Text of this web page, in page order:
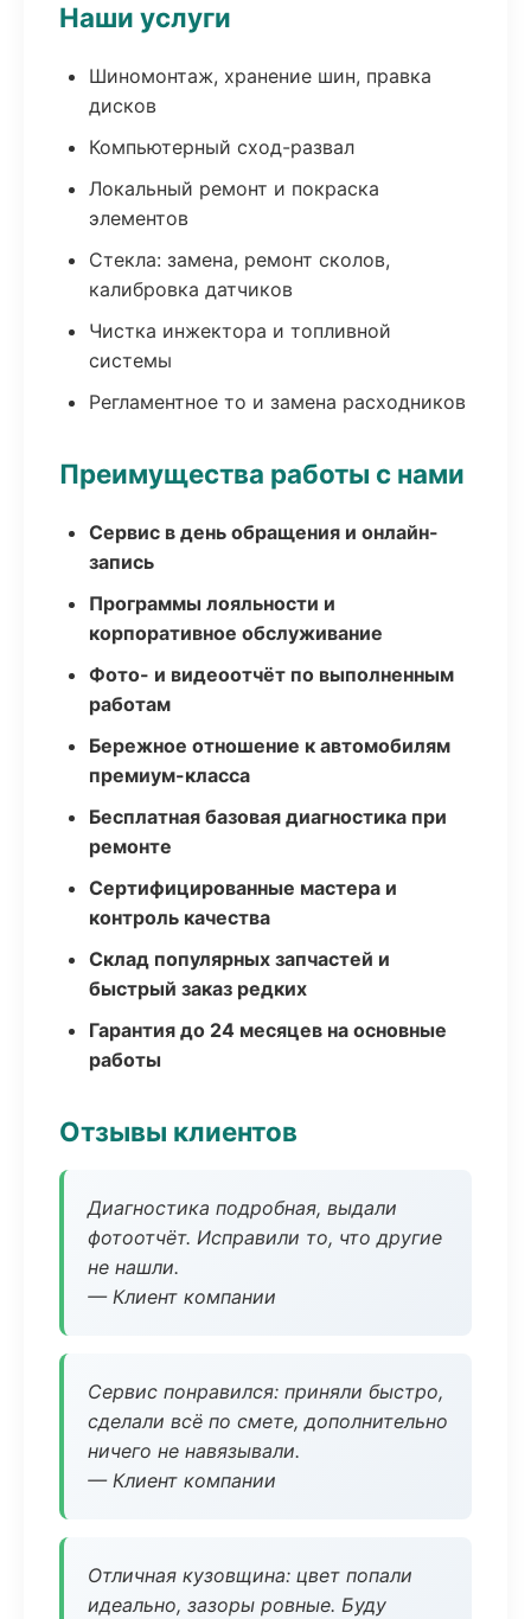
Наши услуги
Шиномонтаж, хранение шин, правка
дисков
Компьютерный сход-развал
Локальный ремонт и покраска
элементов
Стекла: замена, ремонт сколов,
калибровка датчиков
Чистка инжектора и топливной
системы
Регламентное то и замена расходников
Преимущества работы с нами
Сервис в день обращения и онлайн-
запись
Программы лояльности и
корпоративное обслуживание
Фото- и видеоотчёт по выполненным
работам
Бережное отношение к автомобилям
премиум-класса
Бесплатная базовая диагностика при
ремонте
Сертифицированные мастера и
контроль качества
Склад популярных запчастей и
быстрый заказ редких
Гарантия до 24 месяцев на основные
работы
Отзывы клиентов
Диагностика подробная, выдали
фотоотчёт. Исправили то, что другие
не нашли.
— Клиент компании
Сервис понравился: приняли быстро,
сделали всё по смете, дополнительно
ничего не навязывали.
— Клиент компании
Отличная кузовщина: цвет попали
идеально, зазоры ровные. Буду